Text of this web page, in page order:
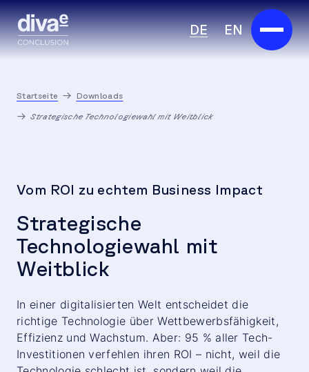
DE EN
Über uns
Insights
Startseite Downloads
Strategische Technologiewahl mit Weitblick
Vom ROI zu echtem Business Impact
Strategische
Technologiewahl mit
Weitblick
In einer digitalisierten Welt entscheidet die
richtige Technologie über Wettbewerbsfähigkeit,
Effizienz und Wachstum. Aber: 95 % aller Tech-
Investitionen verfehlen ihren ROI – nicht, weil die